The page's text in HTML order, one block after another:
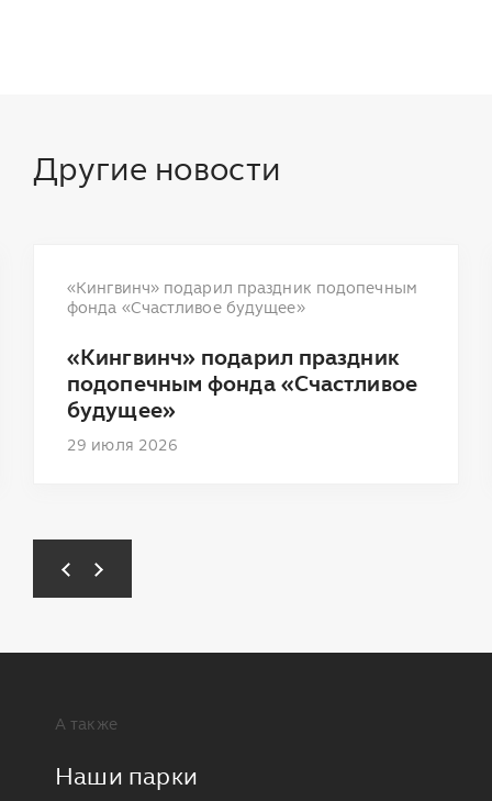
Другие новости
«Кингвинч» подарил праздник подопечным
фонда «Счастливое будущее»
«Кингвинч» подарил праздник
подопечным фонда «Счастливое
будущее»
29 июля 2026
А также
Наши парки